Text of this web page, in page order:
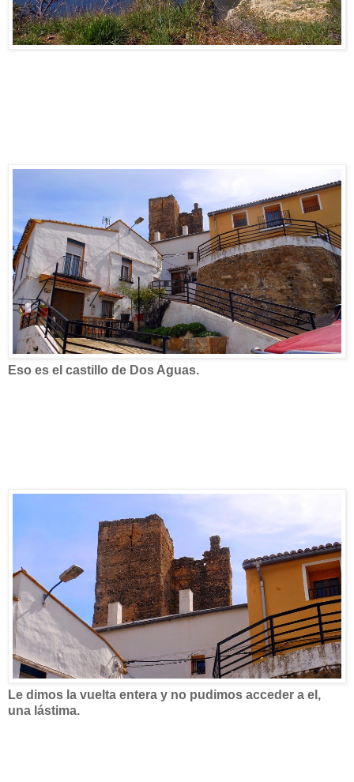
Eso es el castillo de Dos Aguas.
Le dimos la vuelta entera y no pudimos acceder a el,
una lástima.